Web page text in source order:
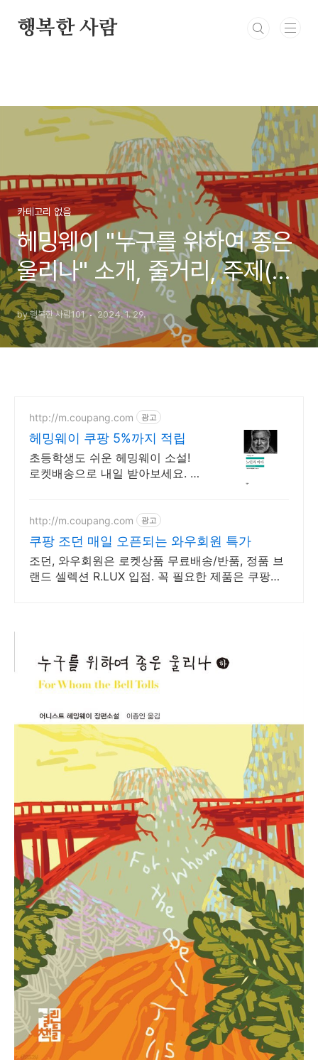
행복한 사람
카테고리 없음
헤밍웨이 "누구를 위하여 종은
울리나" 소개, 줄거리, 주제(전
쟁의 현장과 비정상성의 일상),
총평
by 행복한 사람101 2024. 1. 29.
http://m.coupang.com 광고
헤밍웨이 쿠팡 5%까지 적립
초등학생도 쉬운 헤밍웨이 소설!
로켓배송으로 내일 받아보세요. 와
http://m.coupang.com 광고
쿠팡 조던 매일 오픈되는 와우회원 특가
조던, 와우회원은 로켓상품 무료배송/반품, 정품 브
랜드 셀렉션 R.LUX 입점. 꼭 필요한 제품은 쿠팡에